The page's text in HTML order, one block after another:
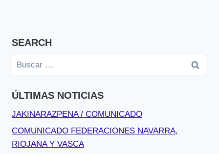
SEARCH
Buscar:
ÚLTIMAS NOTICIAS
JAKINARAZPENA / COMUNICADO
COMUNICADO FEDERACIONES NAVARRA,
RIOJANA Y VASCA